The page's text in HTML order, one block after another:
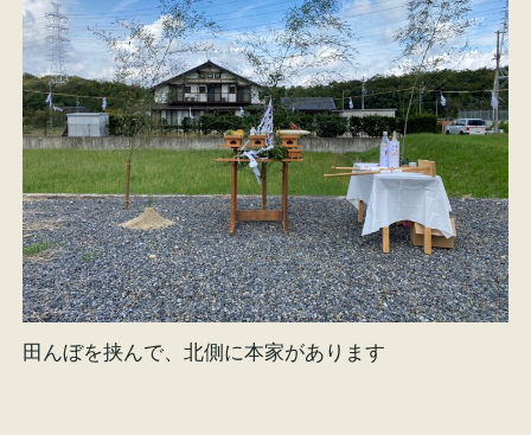
田んぼを挟んで、北側に本家があります